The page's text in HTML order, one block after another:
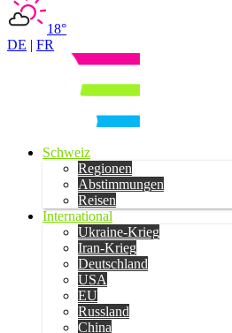
18°
DE | FR
Schweiz
Regionen
Abstimmungen
Reisen
International
Ukraine-Krieg
Iran-Krieg
Deutschland
USA
EU
Russland
China